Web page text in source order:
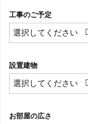
工事のご予定
設置建物
お部屋の広さ